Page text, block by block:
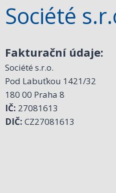
Société
Fakturační údaje:
Société s.r.o.
Pod Labuťkou 1421/32
180 00 Praha 8
IČ: 27081613
DIČ: CZ27081613